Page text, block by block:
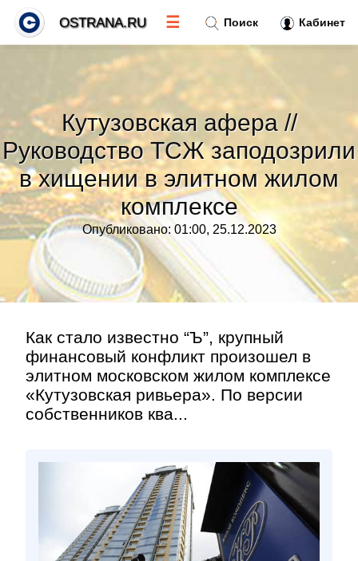
Кутузовская афера //
Руководство ТСЖ заподозрили
в хищении в элитном жилом
комплексе
Опубликовано: 01:00, 25.12.2023
Как стало известно “Ъ”, крупный
финансовый конфликт произошел в
элитном московском жилом комплексе
«Кутузовская ривьера». По версии
собственников ква...
Поиск Кабинет
OSTRANA.RU ☰
Тренды новостей»
Рубрики»
Правила»
Контакт»